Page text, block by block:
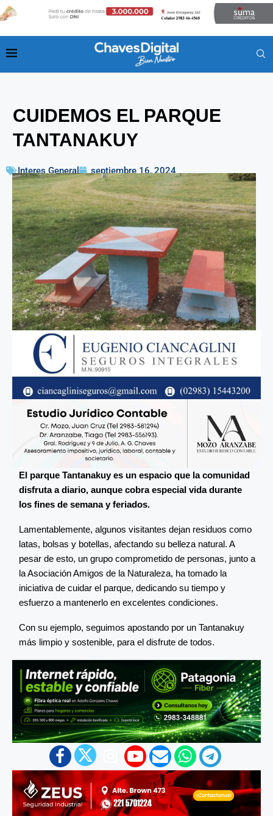
CUIDEMOS EL PARQUE
TANTANAKUY
Interes General septiembre 16, 2024
El parque Tantanakuy es un espacio que la comunidad
disfruta a diario, aunque cobra especial vida durante
los fines de semana y feriados.
Lamentablemente, algunos visitantes dejan residuos como
latas, bolsas y botellas, afectando su belleza natural. A
pesar de esto, un grupo comprometido de personas, junto a
la Asociación Amigos de la Naturaleza, ha tomado la
iniciativa de cuidar el parque, dedicando su tiempo y
esfuerzo a mantenerlo en excelentes condiciones.
Con su ejemplo, seguimos apostando por un Tantanakuy
más limpio y sostenible, para el disfrute de todos.